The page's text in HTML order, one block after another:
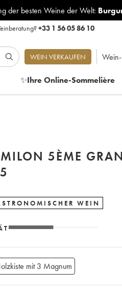
der besten Weine der Welt:
+33 1 56 05 86 10
WEIN VERKAUFEN
✨Ihre Online-Sommelière
5ÈME
WEIN
mit 3 Magnum